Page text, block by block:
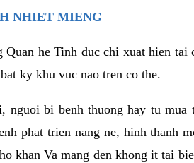
NHIET MIENG
he Tinh duc chi xuat hien tai
ky khu vuc nao tren co the.
bi benh thuong hay tu
phat trien nang ne, hinh thanh
khan Va mang den khong it tai